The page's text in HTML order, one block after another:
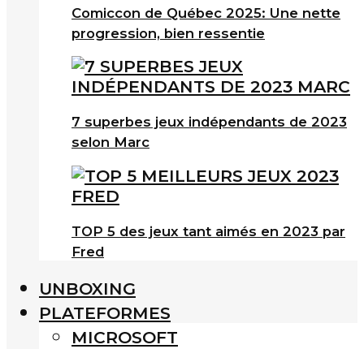
Comiccon de Québec 2025: Une nette
progression, bien ressentie
7 superbes jeux indépendants de 2023
selon Marc
TOP 5 des jeux tant aimés en 2023 par
Fred
UNBOXING
PLATEFORMES
MICROSOFT